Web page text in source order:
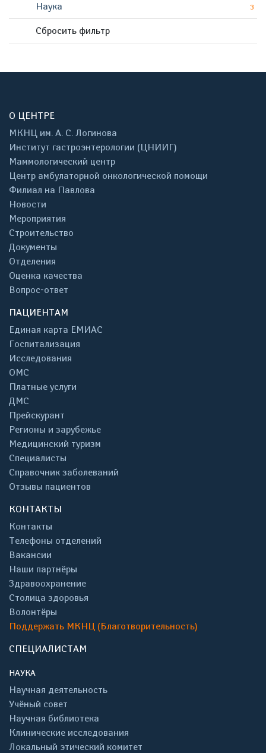
Наука 3
Сбросить фильтр
О ЦЕНТРЕ
МКНЦ им. А. С. Логинова
Институт гастроэнтерологии (ЦНИИГ)
Маммологический центр
Центр амбулаторной онкологической помощи
Филиал на Павлова
Новости
Мероприятия
Строительство
Документы
Отделения
Оценка качества
Вопрос-ответ
ПАЦИЕНТАМ
Единая карта ЕМИАС
Госпитализация
Исследования
ОМС
Платные услуги
ДМС
Прейскурант
Регионы и зарубежье
Медицинский туризм
Специалисты
Справочник заболеваний
Отзывы пациентов
КОНТАКТЫ
Контакты
Телефоны отделений
Вакансии
Наши партнёры
Здравоохранение
Столица здоровья
Волонтёры
Поддержать МКНЦ (Благотворительность)
СПЕЦИАЛИСТАМ
НАУКА
Научная деятельность
Учёный совет
Научная библиотека
Клинические исследования
Локальный этический комитет